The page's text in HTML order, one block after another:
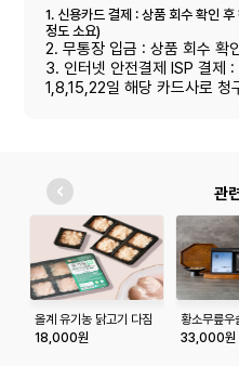
1. 신용카드 결제 : 상품 회수 확인
정도 소요)
2. 무통장 입금 : 상품 회수 확
3. 인터넷 안전결제 ISP 결제
1,8,15,22일 해당 카드사로 청
관
올계 유기농 닭고기 다짐
육 300g
18,000원
황소무릎우
선물세트
33,000원